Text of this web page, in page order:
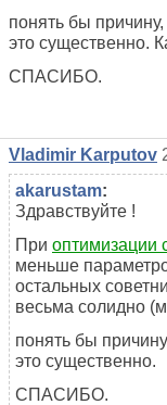
понять бы
это существенно.
СПАСИБО.
Vladimir Karputov
akarustam:
Здравствуйте !
При оптимизации
меньше
остальных
весьма солидно
понять бы
это существенно.
СПАСИБО.